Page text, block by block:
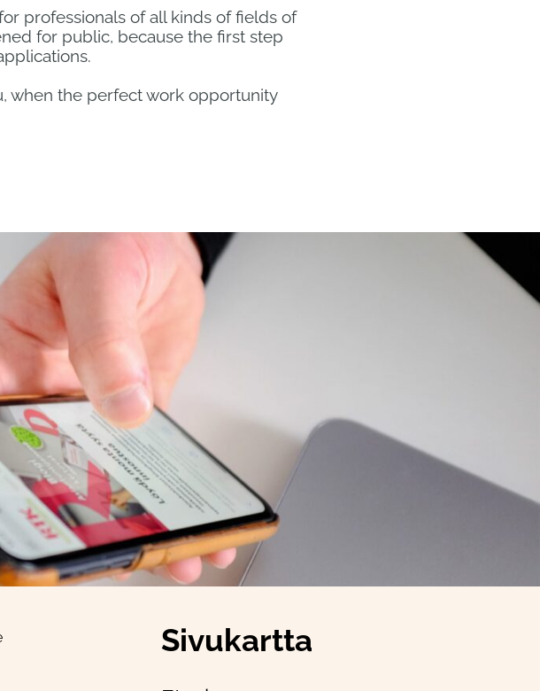
professionals of all kinds of fields of
for public, because the first step
when the perfect work opportunity
Sivukartta